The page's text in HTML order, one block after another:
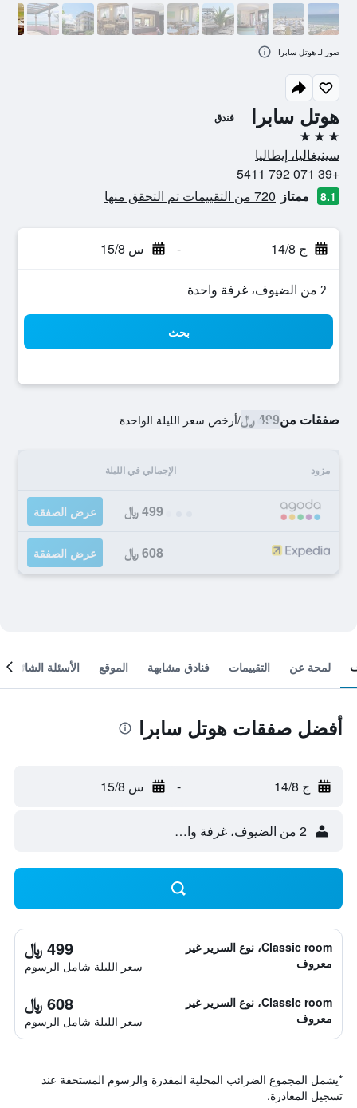
هوتل سابرا فندق
3 نجوم
سينيغاليا، إيطاليا
+39 071 792 5411
8.1 ممتاز 720 من التقييمات تم التحقق منها
ج 14/8 - س 15/8
2 من الضيوف، غرفة واحدة
بحث
صفقات من499 ﷼ /أرخص سعر الليلة الواحدة
مزود الإجمالي في الليلة
499 ﷼ عرض الصفقة
608 ﷼ عرض الصفقة
صور لـ هوتل سابرا
لمحة عن التقييمات فنادق مشابهة الموقع الأسئلة الشائعة
أفضل صفقات هوتل سابرا
ج 14/8 - س 15/8
2 من الضيوف، غرفة واحدة
Classic room، نوع السرير غير
معروف
499 ﷼
سعر الليلة شامل الرسوم
Classic room، نوع السرير غير
معروف
608 ﷼
سعر الليلة شامل الرسوم
*يشمل المجموع الضرائب المحلية المقدرة والرسوم المستحقة عند
تسجيل المغادرة.